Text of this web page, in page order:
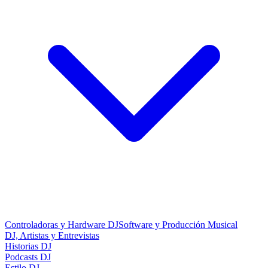
Controladoras y Hardware DJSoftware y Producción Musical
DJ, Artistas y Entrevistas
Historias DJ
Podcasts DJ